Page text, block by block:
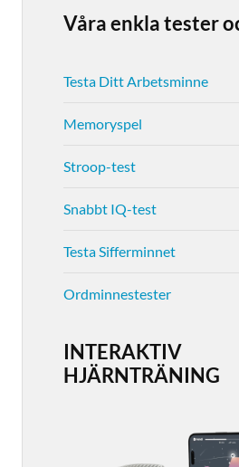
Våra enkla tester
Testa Ditt Arbetsminne
Memoryspel
Stroop-test
Snabbt IQ-test
Testa Sifferminnet
Ordminnestester
INTERAKTIV
HJÄRNTRÄNING